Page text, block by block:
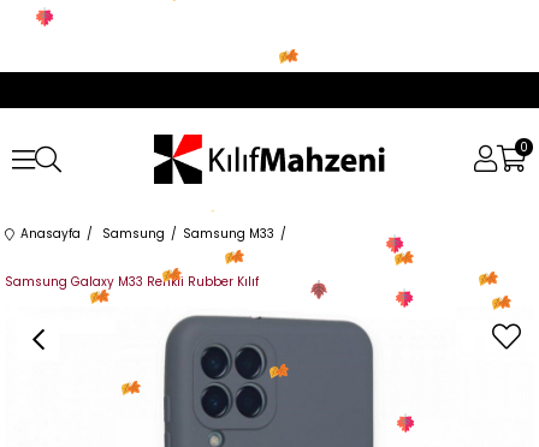
0
Anasayfa Samsung Samsung M33
Samsung Galaxy M33 Renkli Rubber Kılıf